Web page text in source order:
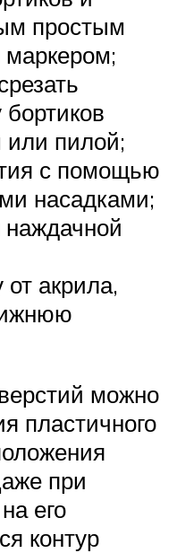
простым
или пилой;
с помощью
насадками;
наждачной
от акрила,
можно
пластичного
при
его
контур